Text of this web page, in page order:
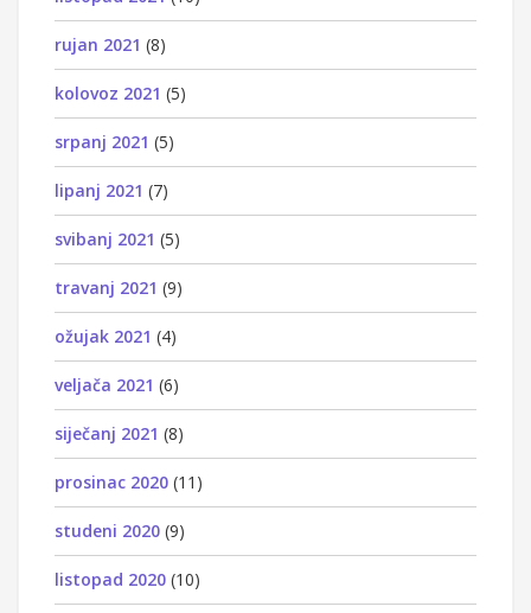
rujan 2021 (8)
kolovoz 2021 (5)
srpanj 2021 (5)
lipanj 2021 (7)
svibanj 2021 (5)
travanj 2021 (9)
ožujak 2021 (4)
veljača 2021 (6)
siječanj 2021 (8)
prosinac 2020 (11)
studeni 2020 (9)
listopad 2020 (10)